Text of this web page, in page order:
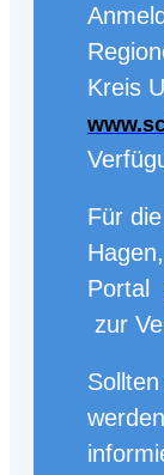
Kreis
Für
Portal
zur